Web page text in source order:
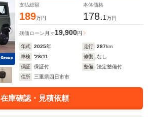
支払総額
189万円
本体価格
178. 1 万円
残価ローン 月々 19,900円
年式 2025年 走行 287km
車検
'28/11 修復
なし
保証
保証付 整備
法定整備付
住所
三重県四日市市
在庫確認・見積依頼